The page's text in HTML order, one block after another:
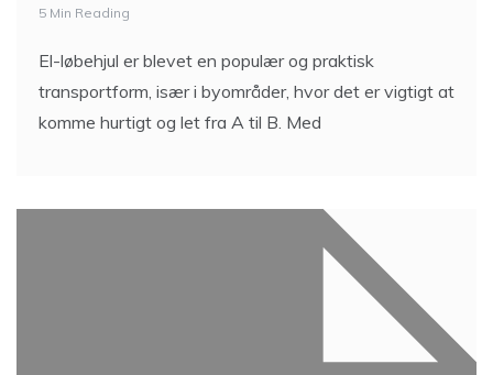
5 Min Reading
El-løbehjul er blevet en populær og praktisk
transportform, især i byområder, hvor det er vigtigt at
komme hurtigt og let fra A til B. Med